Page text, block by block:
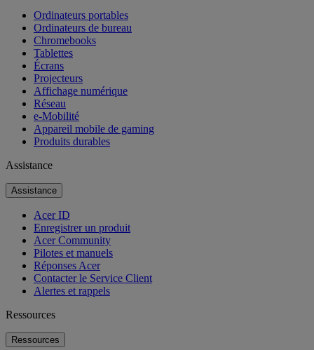
Ordinateurs portables
Ordinateurs de bureau
Chromebooks
Tablettes
Écrans
Projecteurs
Affichage numérique
Réseau
e-Mobilité
Appareil mobile de gaming
Produits durables
Assistance
Assistance
Acer ID
Enregistrer un produit
Acer Community
Pilotes et manuels
Réponses Acer
Contacter le Service Client
Alertes et rappels
Ressources
Ressources